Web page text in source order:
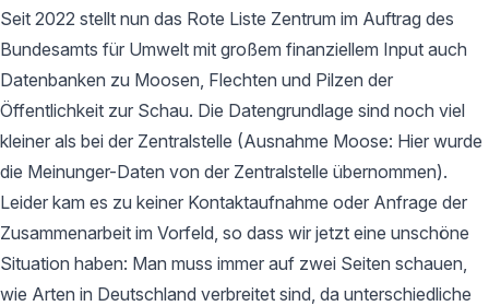
Seit 2022 stellt nun das Rote Liste Zentrum im Auftrag des
Bundesamts für Umwelt mit großem finanziellem Input auch
Datenbanken zu Moosen, Flechten und Pilzen der
Öffentlichkeit zur Schau. Die Datengrundlage sind noch viel
kleiner als bei der Zentralstelle (Ausnahme Moose: Hier wurde
die Meinunger-Daten von der Zentralstelle übernommen).
Leider kam es zu keiner Kontaktaufnahme oder Anfrage der
Zusammenarbeit im Vorfeld, so dass wir jetzt eine unschöne
Situation haben: Man muss immer auf zwei Seiten schauen,
wie Arten in Deutschland verbreitet sind, da unterschiedliche